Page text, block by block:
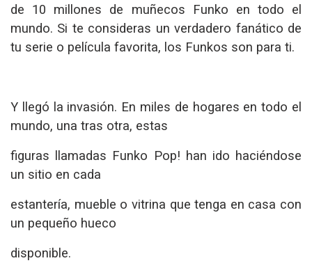
de 10 millones de muñecos Funko en todo el
mundo. Si te consideras un verdadero fanático de
tu serie o película favorita, los Funkos son para ti.
Y llegó la invasión. En miles de hogares en todo el
mundo, una tras otra, estas
figuras llamadas Funko Pop! han ido haciéndose
un sitio en cada
estantería, mueble o vitrina que tenga en casa con
un pequeño hueco
disponible.